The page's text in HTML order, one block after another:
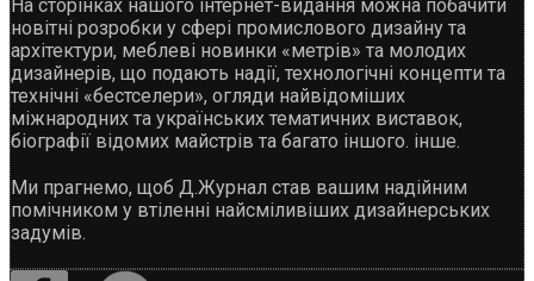
На сторінках нашого інтернет-видання можна побачити
новітні розробки у сфері промислового дизайну та
архітектури, меблеві новинки «метрів» та молодих
дизайнерів, що подають надії, технологічні концепти та
технічні «бестселери», огляди найвідоміших
міжнародних та українських тематичних виставок,
біографії відомих майстрів та багато іншого. інше.
Ми прагнемо, щоб Д.Журнал став вашим надійним
помічником у втіленні найсміливіших дизайнерських
задумів.